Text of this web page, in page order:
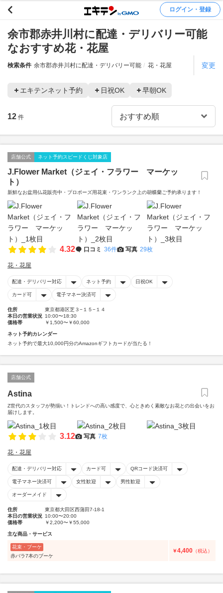
ログイン・登録
余市郡赤井川村に配達・デリバリー可能
なおすすめ花・花屋
検索条件 余市郡赤井川村に配達・デリバリー可能 花・花屋 変更
エキテンネット予約 日祝OK 早朝OK
12 件
店舗公式 ネット予約スピードくじ対象店
J.Flower Market（ジェイ・フラワー マーケッ
ト）
新鮮なお盆用仏花販売中・プロポーズ用花束・ワンランク上の胡蝶蘭ご予約承ります！
4.32 口コミ 36件 写真 29枚
花・花屋
配達・デリバリー対応 ネット予約 日祝OK
カード可 電子マネー決済可
住所
東京都港区芝３−１５−１４
本日の営業状況 10:00〜18:30
価格帯
￥1,500〜￥60,000
ネット予約カレンダー
ネット予約で最大10,000円分のAmazonギフトカードが当たる！
店舗公式
Astina
Z世代のスタッフが勢揃い！トレンドへの高い感度で、心ときめく素敵なお花との出会いをお
届けします。
3.12 写真 7枚
花・花屋
配達・デリバリー対応 カード可 QRコード決済可
電子マネー決済可 女性歓迎 男性歓迎
オーダーメイド
住所
東京都大田区西蒲田7-18-1
本日の営業状況 10:00〜20:00
価格帯
￥2,200〜￥55,000
主な商品・サービス
花束・ブーケ
赤バラ7本のブーケ
￥4,400 （税込）